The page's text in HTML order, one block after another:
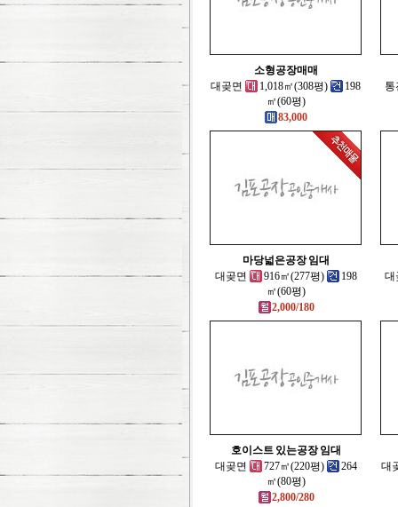
소형공장매매
대곶면
1,018㎡(308평)
198
㎡(60평)
83,000
마당넓은공장 임대
대곶면
916㎡(277평)
198
㎡(60평)
2,000/180
호이스트 있는공장 임대
대곶면
727㎡(220평)
264
㎡(80평)
2,800/280
대